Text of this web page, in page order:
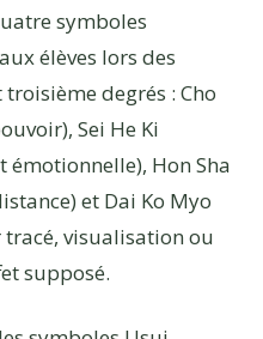
symboles
élèves lors des
degrés : Cho
Sei He Ki
Hon Sha
et Dai Ko Myo
visualisation ou
supposé.